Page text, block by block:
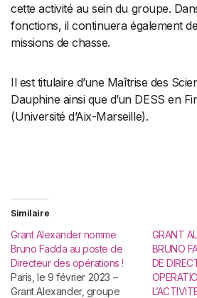
cette activité au sein du groupe.
fonctions, il continuera également
missions de chasse.
Il est titulaire d’une Maîtrise des
Dauphine ainsi que d’un DESS en
(Université d’Aix-Marseille).
Similaire
Grant Alexander nomme
Bruno Fadda au poste de
Directeur des opérations !
Paris, le 9 février 2023 –
Grant Alexander, groupe
GRANT
BRUNO
DE